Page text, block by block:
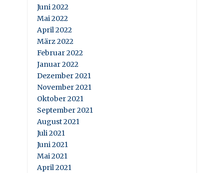
Juni 2022
Mai 2022
April 2022
März 2022
Februar 2022
Januar 2022
Dezember 2021
November 2021
Oktober 2021
September 2021
August 2021
Juli 2021
Juni 2021
Mai 2021
April 2021